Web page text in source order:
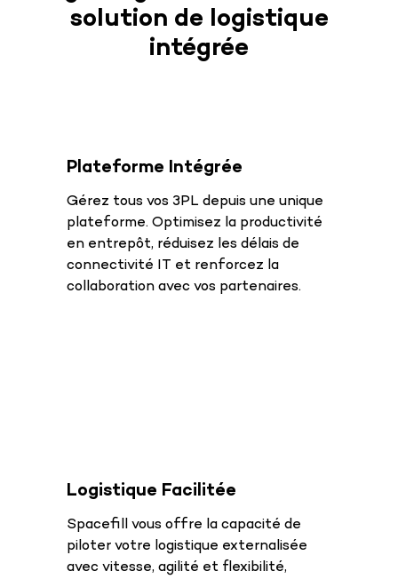
solution de logistique
intégrée
Plateforme Intégrée
Gérez tous vos 3PL depuis une unique
plateforme. Optimisez la productivité
en entrepôt, réduisez les délais de
connectivité IT et renforcez la
collaboration avec vos partenaires.
Logistique Facilitée
Spacefill vous offre la capacité de
piloter votre logistique externalisée
avec vitesse, agilité et flexibilité,